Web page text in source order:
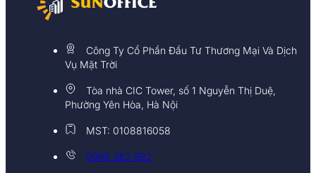
Công Ty Cổ Phần Đầu Tư Thương Mại Và Dịch
Vụ Mặt Trời
Tòa nhà CIC Tower, số 1 Nguyễn Thị Duệ,
Phường Yên Hòa, Hà Nội
MST: 0108816058
0968 382 682